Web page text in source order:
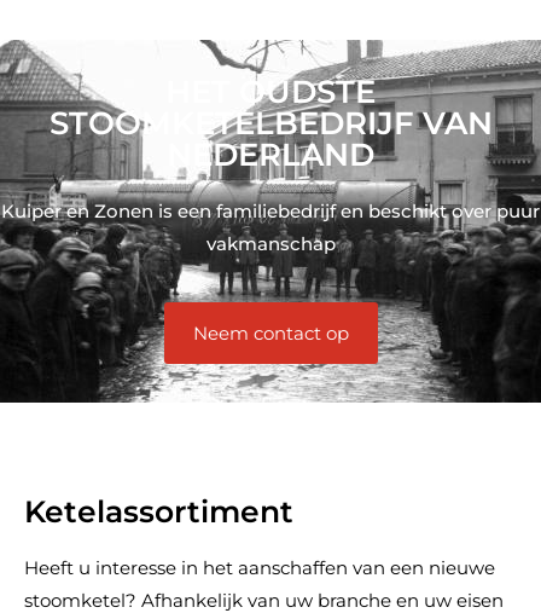
HET OUDSTE
STOOMKETELBEDRIJF VAN
NEDERLAND
Kuiper en Zonen is een familiebedrijf en beschikt over puur
vakmanschap
Neem contact op
Ketelassortiment
Heeft u interesse in het aanschaffen van een nieuwe
stoomketel? Afhankelijk van uw branche en uw eisen